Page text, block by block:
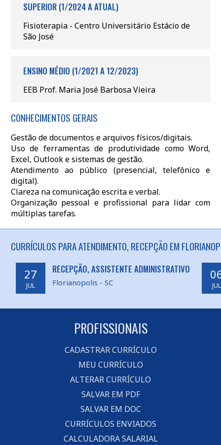
SUPERIOR (1/2024 A ATUAL)
Fisioterapia - Centro Universitário Estácio de
São José
ENSINO MÉDIO (1/2021 A 12/2023)
EEB Prof. Maria José Barbosa Vieira
CONHECIMENTOS GERAIS
Gestão de documentos e arquivos físicos/digitais.
Uso de ferramentas de produtividade como Word,
Excel, Outlook e sistemas de gestão.
Atendimento ao público (presencial, telefônico e
digital).
Clareza na comunicação escrita e verbal.
Organização pessoal e profissional para lidar com
múltiplas tarefas.
CURRÍCULOS PARA ATENDIMENTO, RECEPÇÃO EM
27
JUL
RECEPÇÃO, ASSISTENTE ADMINISTRATIVO
Florianopolis - SC JUL
PROFISSIONAIS
CADASTRAR CURRÍCULO
MEU CURRÍCULO
ALTERAR CURRÍCULO
SALVAR EM PDF
SALVAR EM DOC
CURRÍCULOS ENVIADOS
CALCULADORA SALARIAL